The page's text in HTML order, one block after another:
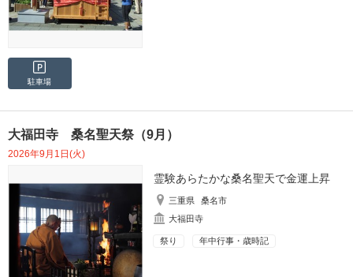
駐車場
大福田寺 桑名聖天祭（9月）
2026年9月1日(火)
霊験あらたかな桑名聖天で金運上昇
三重県
桑名市
大福田寺
祭り 年中行事・歳時記